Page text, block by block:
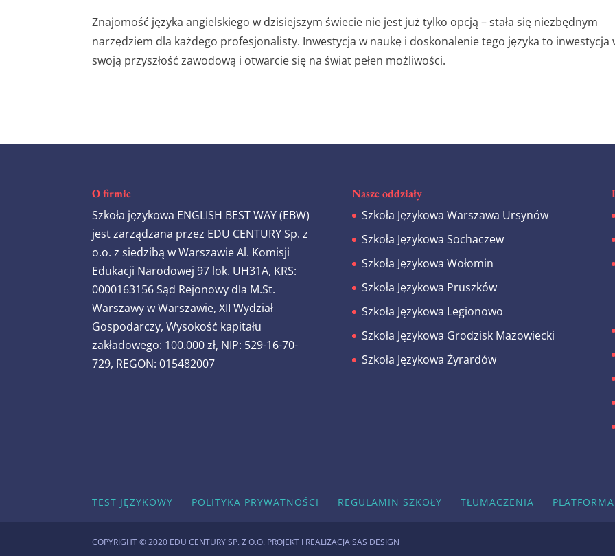
Znajomość języka angielskiego w dzisiejszym świecie nie jest już tylko opcją – stała się niezbędnym
narzędziem dla każdego profesjonalisty. Inwestycja w naukę i doskonalenie tego języka to inwestycja
swoją przyszłość zawodową i otwarcie się na świat pełen możliwości.
O firmie
Szkoła językowa ENGLISH BEST WAY (EBW)
jest zarządzana przez EDU CENTURY Sp. z
o.o. z siedzibą w Warszawie Al. Komisji
Edukacji Narodowej 97 lok. UH31A, KRS:
0000163156 Sąd Rejonowy dla M.St.
Warszawy w Warszawie, XII Wydział
Gospodarczy, Wysokość kapitału
zakładowego: 100.000 zł, NIP: 529-16-70-
729, REGON: 015482007
Nasze oddziały
Szkoła Językowa Warszawa Ursynów
Szkoła Językowa Sochaczew
Szkoła Językowa Wołomin
Szkoła Językowa Pruszków
Szkoła Językowa Legionowo
Szkoła Językowa Grodzisk Mazowiecki
Szkoła Językowa Żyrardów
TEST JĘZYKOWY POLITYKA PRYWATNOŚCI REGULAMIN SZKOŁY TŁUMACZENIA
COPYRIGHT © 2020 EDU CENTURY SP. Z O.O. PROJEKT I REALIZACJASAS DESIGN